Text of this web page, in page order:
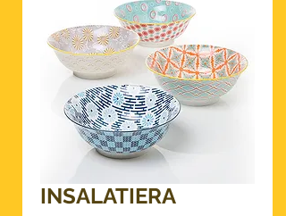
INSALATIERA